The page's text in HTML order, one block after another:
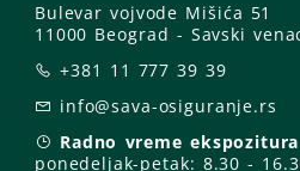
Bulevar vojvode Mišića 51
11000 Beograd - Savski
+381 11 777 39 39
info@sava-osiguranje.rs
Radno vreme ekspozitura
ponedeljak-petak: 8.30 -